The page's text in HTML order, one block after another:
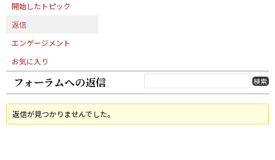
開始したトピック
返信
エンゲージメント
お気に入り
フォーラムへの返信
返信が見つかりませんでした。